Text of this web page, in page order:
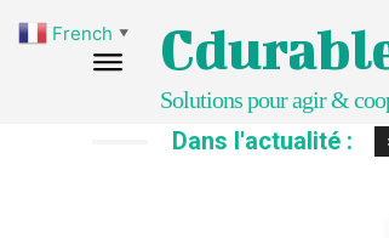
Solutions pour agir &
Dans l'actualité :
French ▼